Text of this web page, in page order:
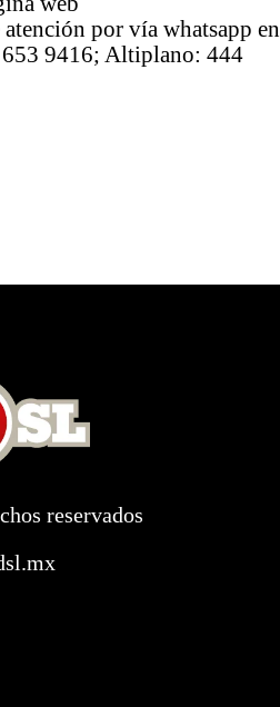
por vía whatsapp en
653 9416; Altiplano: 444
reservados